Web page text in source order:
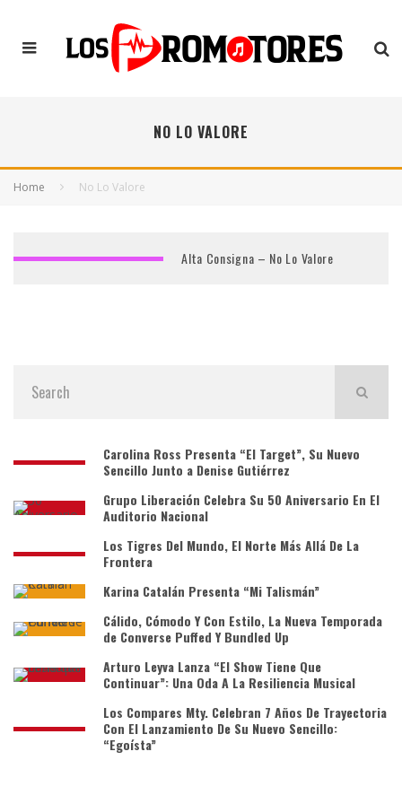
NO LO VALORE
Home No Lo Valore
Alta Consigna – No Lo Valore
Carolina Ross Presenta “El Target”, Su Nuevo
Sencillo Junto a Denise Gutiérrez
Grupo Liberación Celebra Su 50 Aniversario En El
Auditorio Nacional
Los Tigres Del Mundo, El Norte Más Allá De La
Frontera
Karina Catalán Presenta “Mi Talismán”
Cálido, Cómodo Y Con Estilo, La Nueva Temporada
de Converse Puffed Y Bundled Up
Arturo Leyva Lanza “El Show Tiene Que
Continuar”: Una Oda A La Resiliencia Musical
Los Compares Mty. Celebran 7 Años De Trayectoria
Con El Lanzamiento De Su Nuevo Sencillo:
“Egoísta”